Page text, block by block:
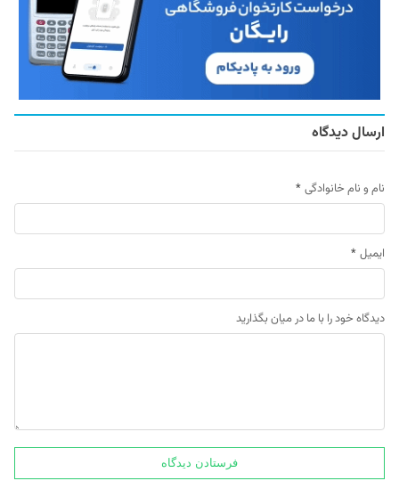
ارسال دیدگاه
نام و نام خانوادگی *
ایمیل *
دیدگاه خود را با ما در میان بگذارید